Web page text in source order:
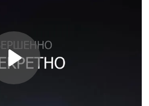
священнослужитель,
Дмитрий Булатов,
священнослужитель;
Роман Маринин,